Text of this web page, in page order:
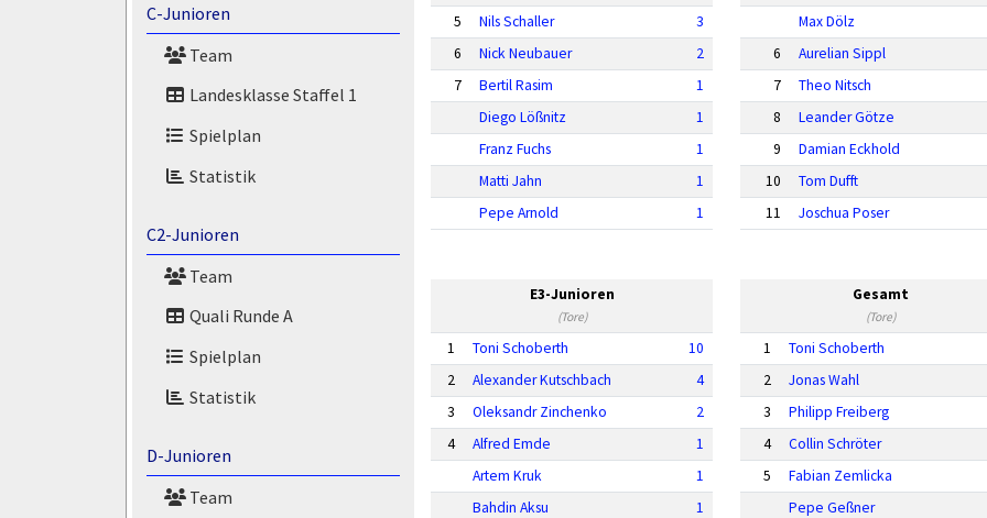
C-Junioren
Team
Landesklasse Staffel 1
Spielplan
Statistik
C2-Junioren
Team
Quali Runde A
Spielplan
Statistik
D-Junioren
Team
5
Nils Schaller
3
6
Nick Neubauer
2
7
Bertil Rasim
1
Diego Lößnitz
1
Franz Fuchs
1
Matti Jahn
1
Pepe Arnold
1
Max Dölz
6
Aurelian Sippl
7
Theo Nitsch
8
Leander Götze
9
Damian Eckhold
10
Tom Dufft
11
Joschua Poser
E3-Junioren
(Tore)
1 Toni Schoberth
10
2
Alexander Kutschbach
4
3
Oleksandr Zinchenko
2
4
Alfred Emde
1
Artem Kruk
1
Bahdin Aksu
1
Gesamt
(Tore)
1 Toni Schoberth
2
Jonas Wahl
3
Philipp Freiberg
4
Collin Schröter
5
Fabian Zemlicka
Pepe Geßner